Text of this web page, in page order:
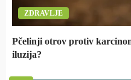
ZDRAVLJE
Pčelinji otrov protiv
iluzija?